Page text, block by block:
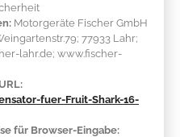
Motorgeräte Fischer GmbH
77933 Lahr;
lahr.de; www.fischer-
fuer-Fruit-Shark-16-
für Browser-Eingabe: